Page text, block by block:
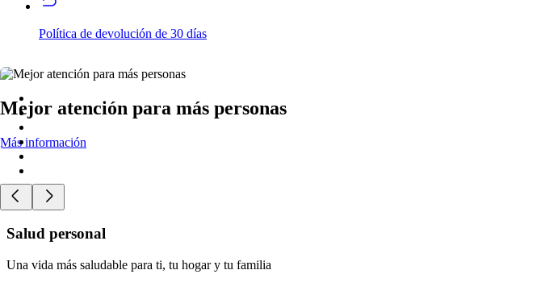
Política de devolución de 30 días
Mejor atención para más personas
Más información
Salud personal
Una vida más saludable para ti, tu hogar y tu familia